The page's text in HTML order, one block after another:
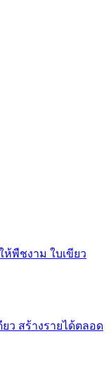
พืชงาม ใบเขียว
ว สร้างรายได้ตลอด